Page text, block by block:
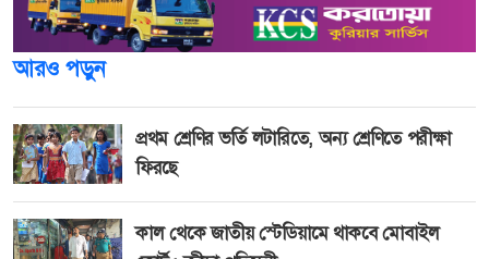
আরও পড়ুন
প্রথম শ্রেণির ভর্তি লটারিতে, অন্য শ্রেণিতে পরীক্ষা
ফিরছে
কাল থেকে জাতীয় স্টেডিয়ামে থাকবে মোবাইল